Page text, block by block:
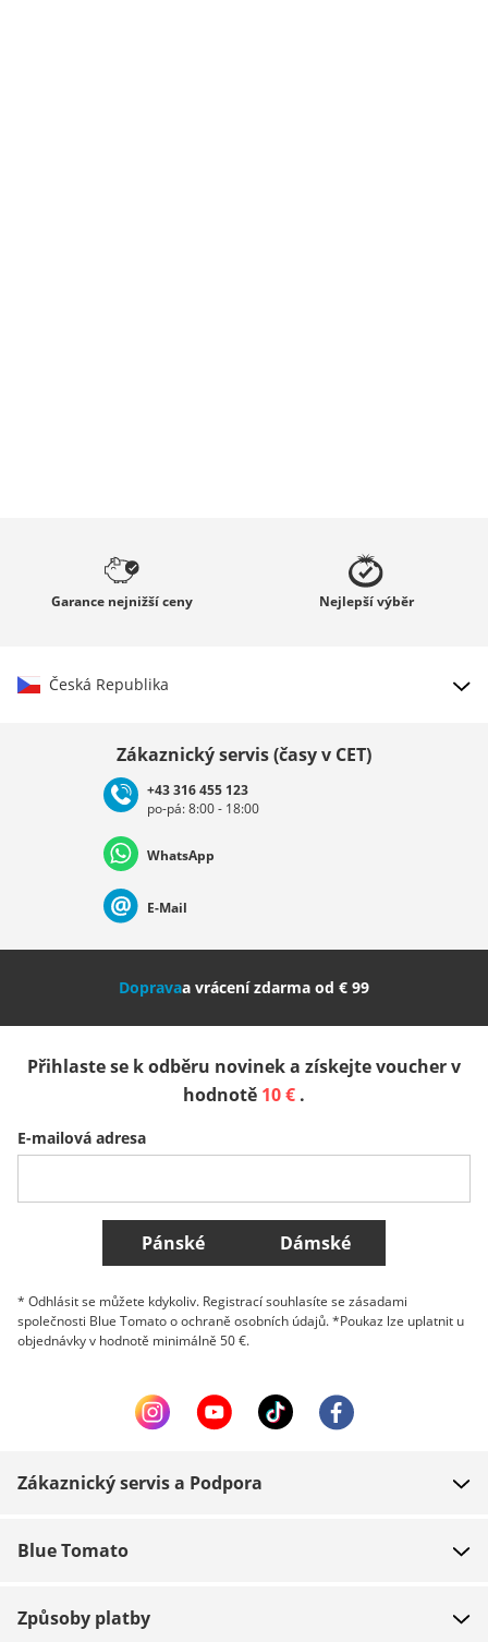
Garance nejnižší ceny Nejlepšívýběr
Česká Republika
Deutschland Österreich
Nederland Italia (Italiano) Italien (Deutsch)
Slovenija
Belgique (Français) Danmark Norge
Všechny země
Zákaznický servis (časy v CET)
+43 316 455 123
po-pá: 8:00 - 18:00
WhatsApp
E-Mail
Dopravaa vrácení zdarma od € 99
Přihlaste se k odběru novinek a získejte voucher v
hodnotě 10 € .
E-mailová adresa
Pánské Dámské
* Odhlásit se můžete kdykoliv. Registrací souhlasíte se zásadami
společnosti Blue Tomato o ochraně osobních údajů. *Poukaz lze uplatnit u
objednávky v hodnotě minimálně 50 €.
Zákaznický servis a Podpora
Platba
Blue Tomato
Způsoby platby